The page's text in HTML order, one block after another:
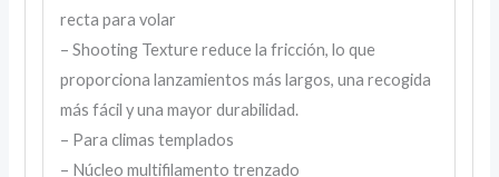
recta para volar
– Shooting Texture reduce la fricción, lo que
proporciona lanzamientos más largos, una recogida
más fácil y una mayor durabilidad.
– Para climas templados
– Núcleo multifilamento trenzado